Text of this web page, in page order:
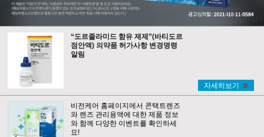
“도르졸라미드 함유 제제”(바티도르
점안액) 의약품 허가사항 변경명령
알림
자세히보기
비전케어 홈페이지에서 콘택트렌즈
와 렌즈 관리용액에 대한 제품 정보
와 함께 다양한 이벤트를 확인하세
요!